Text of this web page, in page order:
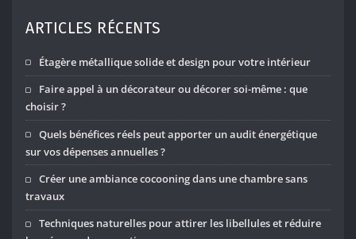
ARTICLES RÉCENTS
Étagère métallique solide et design pour votre intérieur
Faire appel à un décorateur ou décorer soi-même : que
choisir ?
Quels bénéfices réels peut apporter un audit énergétique
sur vos dépenses annuelles ?
Créer une ambiance cocooning dans une chambre sans
travaux
Techniques naturelles pour attirer les libellules et réduire